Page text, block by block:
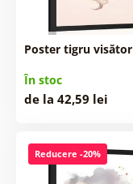
Poster tigru visător
În stoc
de la 42,59 lei
Reducere -20%